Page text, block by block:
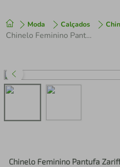
Moda Calçados
Chinelo Feminino Pantufa Zariff com Strass PTF094
Chinelo Feminino Pantufa
1º tenis
perfume